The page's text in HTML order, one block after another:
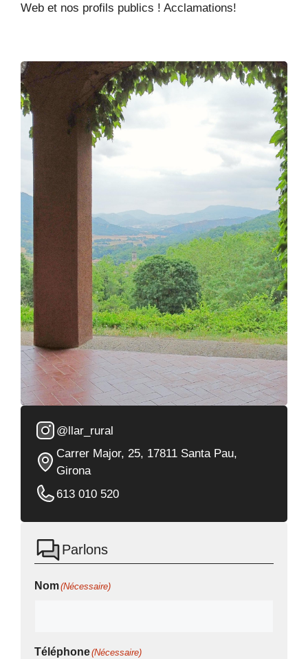
Web et nos profils publics ! Acclamations!
@llar_rural
Carrer Major, 25, 17811 Santa Pau,
Girona
613 010 520
Parlons
Nom(Nécessaire)
Téléphone(Nécessaire)